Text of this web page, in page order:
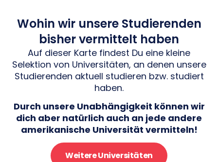
Wohin wir unsere Studierenden
bisher vermittelt haben
Auf dieser Karte findest Du eine kleine
Selektion von Universitäten, an denen unsere
Studierenden aktuell studieren bzw. studiert
haben.
Durch unsere Unabhängigkeit können wir
dich aber natürlich auch an jede andere
amerikanische Universität vermitteln!
Weitere Universitäten